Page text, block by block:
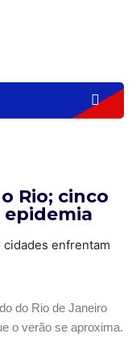
Rio; cinco
do Rio de Janeiro
o verão se aproxima.